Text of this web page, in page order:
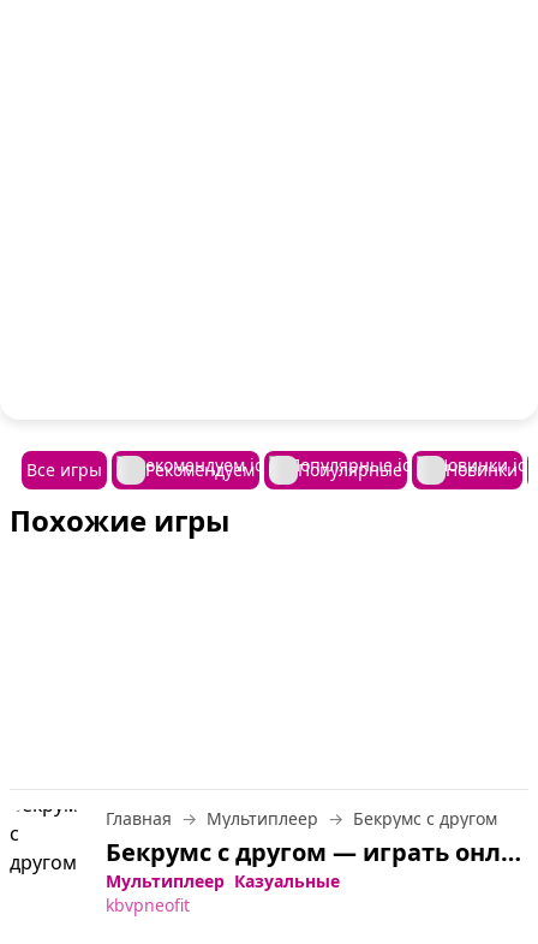
Все игры Рекомендуем Популярные Новинки
Похожие игры
Главная Мультиплеер Бекрумс с другом
Бекрумс с другом — играть онлайн бесплатно
Мультиплеер Казуальные
kbvpneofit